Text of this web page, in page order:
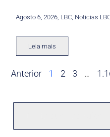
Agosto 6, 2026 LBC Noticias
Leia mais
Anterior 1 2 3 …